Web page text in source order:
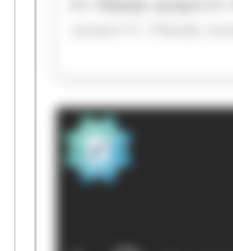
TRADE-GmbH F1-
GmbH F1-TRADE-
TRADE-GmbH F1-
F1-TRADE-GmbH
GmbH F1-TRADE-